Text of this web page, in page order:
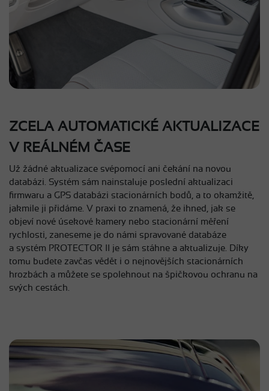
ZCELA AUTOMATICKÉ AKTUALIZACE
V REÁLNÉM ČASE
Už žádné aktualizace svépomocí ani čekání na novou
databázi. Systém sám nainstaluje poslední aktualizaci
firmwaru a GPS databázi stacionárních bodů, a to okamžitě,
jakmile ji přidáme. V praxi to znamená, že ihned, jak se
objeví nové úsekové kamery nebo stacionární měření
rychlosti, zaneseme je do námi spravované databáze
a systém PROTECTOR II je sám stáhne a aktualizuje. Díky
tomu budete zavčas vědět i o nejnovějších stacionárních
hrozbách a můžete se spolehnout na špičkovou ochranu na
svých cestách.